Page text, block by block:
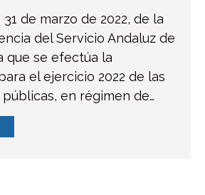
de marzo de 2022, de la
del Servicio Andaluz de
que se efectúa la
el ejercicio 2022 de las
en régimen de…